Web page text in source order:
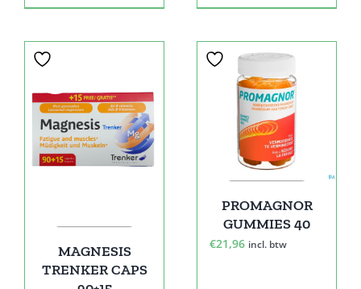
MAGNESIS
TRENKER CAPS
PROMAGNOR
GUMMIES 40
€21,96 incl. btw